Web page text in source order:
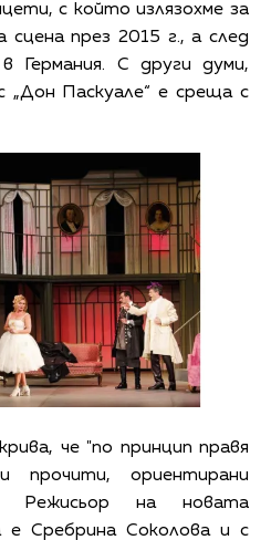
с който излязохме за
сцена през 2015 г., а след
Германия. С други думи,
Паскуале“ е среща с
че "по принцип правя
прочити, ориентирани
Режисьор на новата
е Сребрина Соколова и с